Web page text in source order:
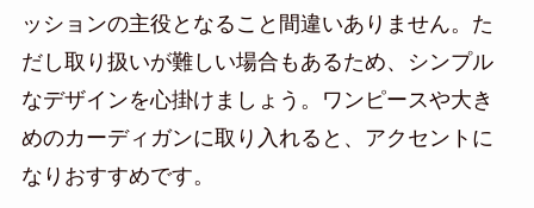
ッションの主役となること間違いありません。た
だし取り扱いが難しい場合もあるため、シンプル
なデザインを心掛けましょう。ワンピースや大き
めのカーディガンに取り入れると、アクセントに
なりおすすめです。